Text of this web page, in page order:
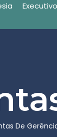
Executivo
De